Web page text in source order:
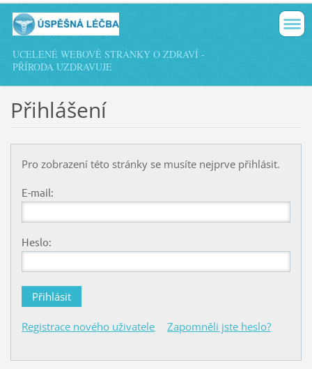
UCELENÉ WEBOVÉ STRÁNKY O ZDRAVÍ -
PŘÍRODA UZDRAVUJE
Přihlášení
Pro zobrazení této stránky se musíte nejprve přihlásit.
E-mail:
Heslo:
Registrace nového uživatele Zapomněli jste heslo?